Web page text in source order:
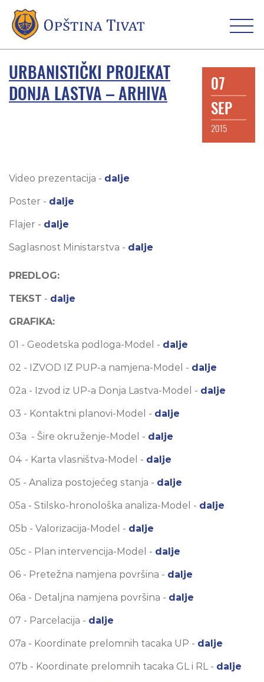
URBANISTIČKI PROJEKAT
DONJA LASTVA – ARHIVA
07
SEP
2015
Video prezentacija - dalje
Poster - dalje
Flajer - dalje
Saglasnost Ministarstva - dalje
PREDLOG:
TEKST - dalje
GRAFIKA:
01 - Geodetska podloga-Model - dalje
02 - IZVOD IZ PUP-a namjena-Model - dalje
02a - Izvod iz UP-a Donja Lastva-Model - dalje
03 - Kontaktni planovi-Model - dalje
03a - Šire okruženje-Model - dalje
04 - Karta vlasništva-Model - dalje
05 - Analiza postojećeg stanja - dalje
05a - Stilsko-hronološka analiza-Model - dalje
05b - Valorizacija-Model - dalje
05c - Plan intervencija-Model - dalje
06 - Pretežna namjena površina - dalje
06a - Detaljna namjena površina - dalje
07 - Parcelacija - dalje
07a - Koordinate prelomnih tacaka UP - dalje
07b - Koordinate prelomnih tacaka GL i RL - dalje